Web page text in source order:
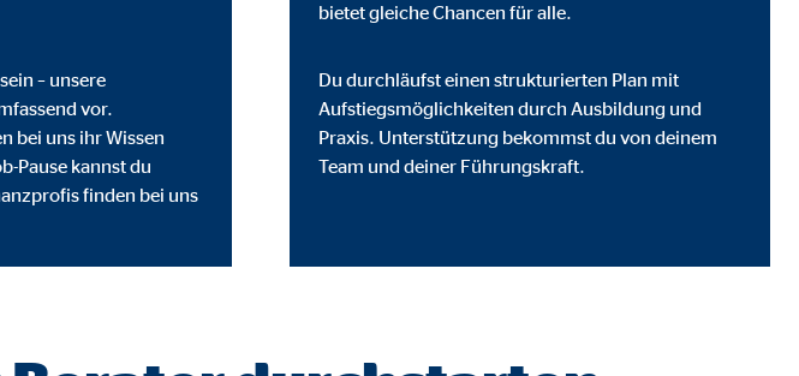
– unsere
vor.
bei uns ihr Wissen
Pause kannst du
finden bei uns
bietet gleiche Chancen für alle.
Du durchläufst einen strukturierten Plan mit
Aufstiegsmöglichkeiten durch Ausbildung und
Praxis. Unterstützung bekommst du von deinem
Team und deiner Führungskraft.
blockiert. Durch das Akzeptieren von externen Medien
sogenannten Drittländern durch den Anbieter ein.